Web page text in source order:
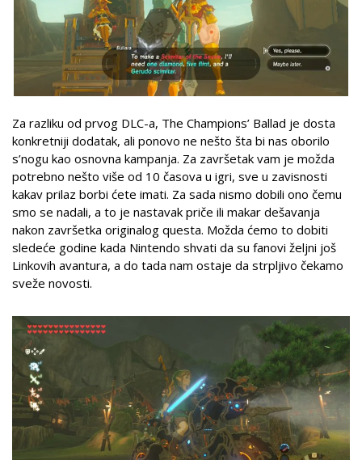
Za razliku od prvog DLC-a, The Champions’ Ballad je dosta
konkretniji dodatak, ali ponovo ne nešto šta bi nas oborilo
s’nogu kao osnovna kampanja. Za završetak vam je možda
potrebno nešto više od 10 časova u igri, sve u zavisnosti
kakav prilaz borbi ćete imati. Za sada nismo dobili ono čemu
smo se nadali, a to je nastavak priče ili makar dešavanja
nakon završetka originalog questa. Možda ćemo to dobiti
sledeće godine kada Nintendo shvati da su fanovi željni još
Linkovih avantura, a do tada nam ostaje da strpljivo čekamo
sveže novosti.